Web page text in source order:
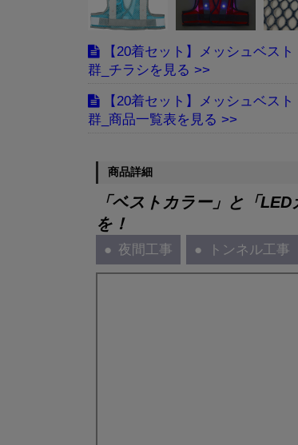
【20着セット】メッシュベス
群_チラシ
【20着セット】メッシュベス
群_商品一覧表
商品詳細
「ベストカラー」と「
を！
夜間工事 トンネル工事